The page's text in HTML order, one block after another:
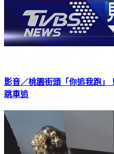
影音／桃園街頭「你追我跑
跳車追